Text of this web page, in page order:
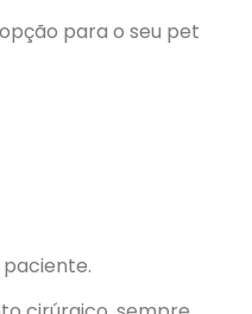
para o seu pet